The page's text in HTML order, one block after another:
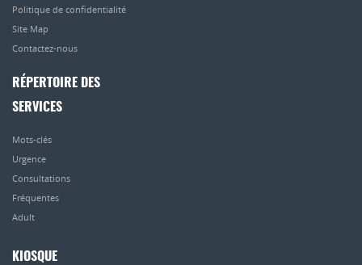
Politique de confidentialité
Site Map
Contactez-nous
RÉPERTOIRE DES
SERVICES
Mots-clés
Urgence
Consultations
Fréquentes
Adult
KIOSQUE